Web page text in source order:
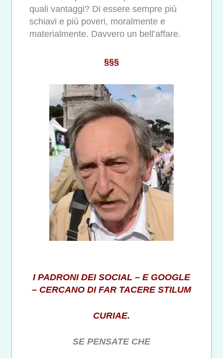
quali vantaggi? Di essere sempre più
schiavi e più poveri, moralmente e
materialmente. Davvero un bell’affare.
§§§
I PADRONI DEI SOCIAL – E GOOGLE
– CERCANO DI FAR TACERE STILUM
CURIAE.
SE PENSATE CHE